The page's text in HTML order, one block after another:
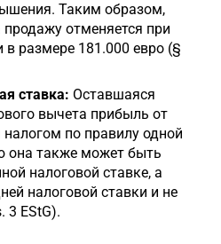
Таким образом,
отменяется при
размере 181.000 евро (§
ставка: Оставшаяся
вычета прибыль от
по правилу одной
она также может быть
налоговой ставке, а
налоговой ставки и не
3 EStG).